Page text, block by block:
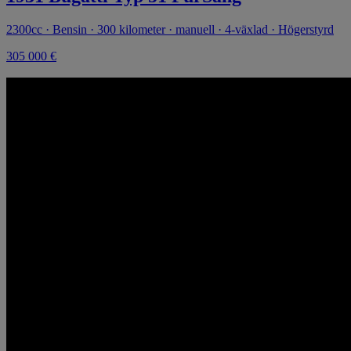
2300cc · Bensin · 300 kilometer · manuell · 4-växlad · Högerstyrd
305 000 €